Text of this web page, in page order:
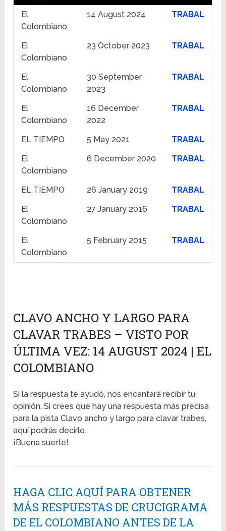
El
Colombiano
14 August 2024 TRABAL
El
Colombiano
23 October 2023 TRABAL
El
Colombiano
30 September
2023
TRABAL
El
Colombiano
16 December
2022
TRABAL
EL TIEMPO 5 May 2021
TRABAL
El
Colombiano
6 December 2020 TRABAL
EL TIEMPO 26 January 2019
TRABAL
El
Colombiano
27 January 2016 TRABAL
El
Colombiano
5 February 2015 TRABAL
CLAVO ANCHO Y LARGO PARA
CLAVAR TRABES – VISTO POR
ÚLTIMA VEZ: 14 AUGUST 2024 | EL
COLOMBIANO
Si la respuesta te ayudó, nos encantará recibir tu
opinión. Si crees que hay una respuesta más precisa
para la pista Clavo ancho y largo para clavar trabes,
aquí podrás decirlo.
¡Buena suerte!
HAGA CLIC AQUÍ PARA OBTENER
MÁS RESPUESTAS DE CRUCIGRAMA
DE EL COLOMBIANO ANTES DE LA